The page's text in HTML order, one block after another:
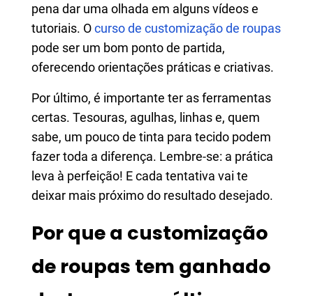
pena dar uma olhada em alguns vídeos e
tutoriais. Ocurso de customização de roupas
pode ser um bom ponto de partida,
oferecendo orientações práticas e criativas.
Por último, é importante ter as ferramentas
certas. Tesouras, agulhas, linhas e, quem
sabe, um pouco de tinta para tecido podem
fazer toda a diferença. Lembre-se: a prática
leva à perfeição! E cada tentativa vai te
deixar mais próximo do resultado desejado.
Por que a customização
de roupas tem ganhado